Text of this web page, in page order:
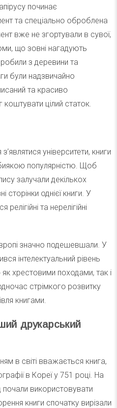
починає
та спеціально оброблена
вже не згортували в сувої,
що зовні нагадують
з деревини та
були надзвичайно
та красиво
цілий статок.
університети, книги
популярністю. Щоб
залучали декількох
сторінки однієї книги. У
та нерелігійні
значно подешевшали. У
інтелектуальний рівень
хрестовими походами, так і
стрімкого розвитку
книгами.
друкарський
в світі вважається книга,
в Кореї у 751 році. На
почали використовувати
книги спочатку вирізали